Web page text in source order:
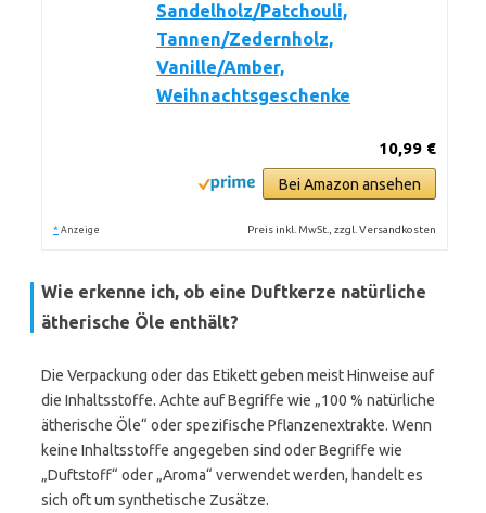
Sandelholz/Patchouli,
Tannen/Zedernholz,
Vanille/Amber,
Weihnachtsgeschenke
10,99 €
Bei Amazon ansehen
* Anzeige Preis inkl. MwSt., zzgl. Versandkosten
Wie erkenne ich, ob eine Duftkerze natürliche
ätherische Öle enthält?
Die Verpackung oder das Etikett geben meist Hinweise auf
die Inhaltsstoffe. Achte auf Begriffe wie „100 % natürliche
ätherische Öle“ oder spezifische Pflanzenextrakte. Wenn
keine Inhaltsstoffe angegeben sind oder Begriffe wie
„Duftstoff“ oder „Aroma“ verwendet werden, handelt es
sich oft um synthetische Zusätze.